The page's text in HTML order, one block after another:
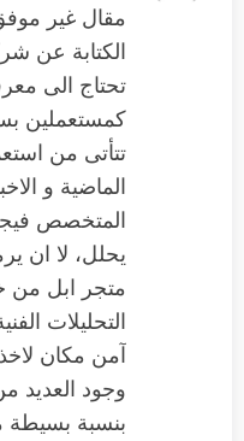
مقال غير
الكتابة عن
تحتاج الى
كمستعملين
تتأتى من
الماضية و
المتخصص
يحلل، لا ان
متجر ابل من
التحليلات
آمن مكان
وجود العديد
بنسبة بسيطة